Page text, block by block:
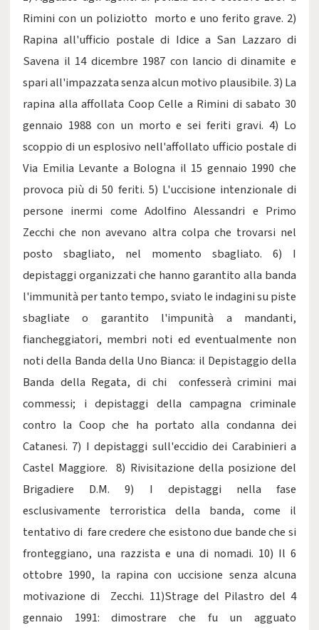
Rimini con un poliziotto morto e uno ferito grave. 2)
Rapina all'ufficio postale di Idice a San Lazzaro di
Savena il 14 dicembre 1987 con lancio di dinamite e
spari all'impazzata senza alcun motivo plausibile. 3) La
rapina alla affollata Coop Celle a Rimini di sabato 30
gennaio 1988 con un morto e sei feriti gravi. 4) Lo
scoppio di un esplosivo nell'affollato ufficio postale di
Via Emilia Levante a Bologna il 15 gennaio 1990 che
provoca più di 50 feriti. 5) L'uccisione intenzionale di
persone inermi come Adolfino Alessandri e Primo
Zecchi che non avevano altra colpa che trovarsi nel
posto sbagliato, nel momento sbagliato. 6) I
depistaggi organizzati che hanno garantito alla banda
l'immunità per tanto tempo, sviato le indagini su piste
sbagliate o garantito l'impunità a mandanti,
fiancheggiatori, membri noti ed eventualmente non
noti della Banda della Uno Bianca: il Depistaggio della
Banda della Regata, di chi confesserà crimini mai
commessi; i depistaggi della campagna criminale
contro la Coop che ha portato alla condanna dei
Catanesi. 7) I depistaggi sull'eccidio dei Carabinieri a
Castel Maggiore. 8) Rivisitazione della posizione del
Brigadiere D.M. 9) I depistaggi nella fase
esclusivamente terroristica della banda, come il
tentativo di fare credere che esistono due bande che si
fronteggiano, una razzista e una di nomadi. 10) Il 6
ottobre 1990, la rapina con uccisione senza alcuna
motivazione di Zecchi. 11)Strage del Pilastro del 4
gennaio 1991: dimostrare che fu un agguato